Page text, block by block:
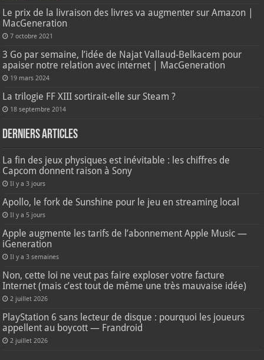
Le prix de la livraison des livres va augmenter sur Amazon |
MacGeneration
7 octobre 2021
3 Go par semaine, l’idée de Najat Vallaud-Belkacem pour
apaiser notre relation avec internet | MacGeneration
19 mars 2024
La trilogie FF XIII sortirait-elle sur Steam ?
18 septembre 2014
Derniers articles
La fin des jeux physiques est inévitable : les chiffres de
Capcom donnent raison à Sony
Il y a 3 jours
Apollo, le fork de Sunshine pour le jeu en streaming local
Il y a 5 jours
Apple augmente les tarifs de l’abonnement Apple Music —
iGeneration
Il y a 3 semaines
Non, cette loi ne veut pas faire exploser votre facture
Internet (mais c’est tout de même une très mauvaise idée)
2 juillet 2026
PlayStation 6 sans lecteur de disque : pourquoi les joueurs
appellent au boycott — Frandroid
2 juillet 2026